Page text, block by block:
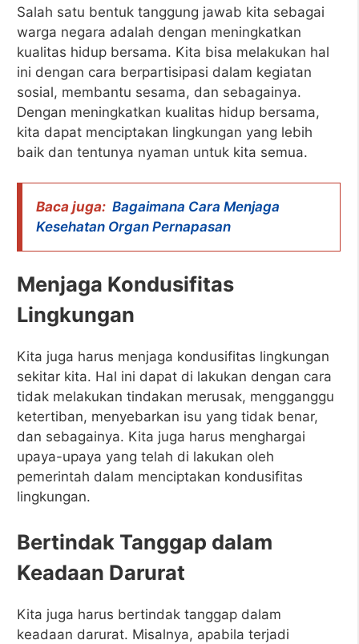
Salah satu bentuk tanggung jawab kita sebagai
warga negara adalah dengan meningkatkan
kualitas hidup bersama. Kita bisa melakukan hal
ini dengan cara berpartisipasi dalam kegiatan
sosial, membantu sesama, dan sebagainya.
Dengan meningkatkan kualitas hidup bersama,
kita dapat menciptakan lingkungan yang lebih
baik dan tentunya nyaman untuk kita semua.
Baca juga: Bagaimana Cara Menjaga
Kesehatan Organ Pernapasan
Menjaga Kondusifitas
Lingkungan
Kita juga harus menjaga kondusifitas lingkungan
sekitar kita. Hal ini dapat di lakukan dengan cara
tidak melakukan tindakan merusak, mengganggu
ketertiban, menyebarkan isu yang tidak benar,
dan sebagainya. Kita juga harus menghargai
upaya-upaya yang telah di lakukan oleh
pemerintah dalam menciptakan kondusifitas
lingkungan.
Bertindak Tanggap dalam
Keadaan Darurat
Kita juga harus bertindak tanggap dalam
keadaan darurat. Misalnya, apabila terjadi